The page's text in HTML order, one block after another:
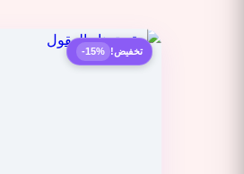
تخفيض! -15%